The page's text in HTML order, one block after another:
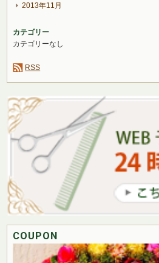
2013年11月
カテゴリー
カテゴリーなし
RSS
COUPON